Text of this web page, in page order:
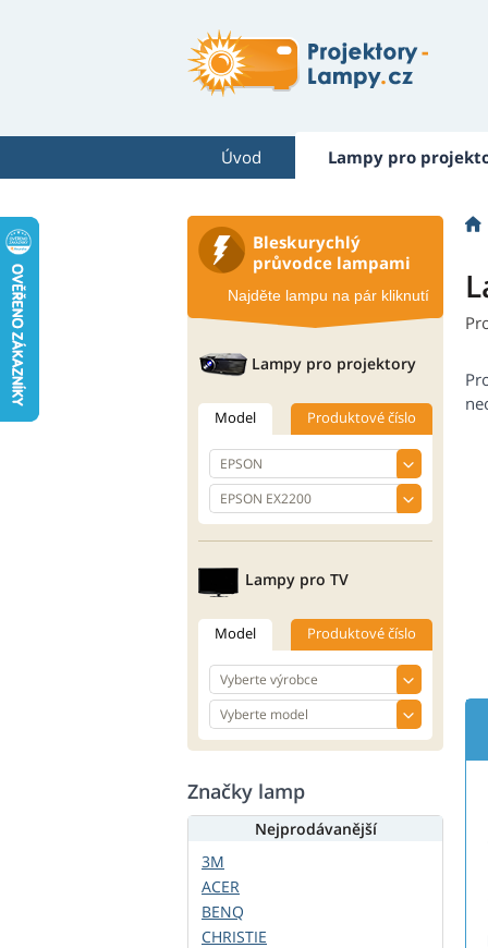
Úvod Lampy pro
Bleskurychlý
průvodce lampami
Najděte lampu na pár kliknutí
Lampy pro projektory
Model Produktové číslo
Lampy pro TV
Model Produktové číslo
Značky lamp
Nejprodávanější
3M
ACER
BENQ
CHRISTIE